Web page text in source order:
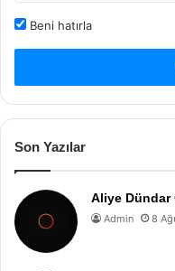
Beni hatırla
Son Yazılar
Aliye Dündar
Admin 8